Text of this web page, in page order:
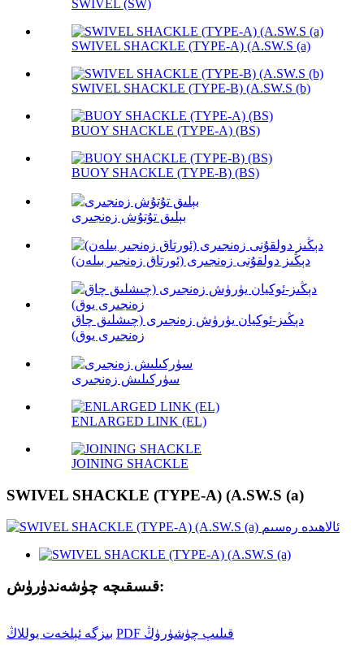
SWIVEL (SW)
SWIVEL SHACKLE (TYPE-A) (A.SW.S (a)
SWIVEL SHACKLE (TYPE-B) (A.SW.S (b)
BUOY SHACKLE (TYPE-A) (BS)
BUOY SHACKLE (TYPE-B) (BS)
بېلىق تۇتۇش زەنجىرى
دېڭىز دولقۇنى زەنجىرى (ئورتاق زەنجىر بىلەن)
دېڭىز-ئوكيان يۈرۈش زەنجىرى (چىشلىق چاق
زەنجىرى يوق)
سۈركىلىش زەنجىرى
ENLARGED LINK (EL)
JOINING SHACKLE
SWIVEL SHACKLE (TYPE-A) (A.SW.S (a)
قىسقىچە چۈشەندۈرۈش:
بىزگە ئېلخەت يوللاڭ PDF قىلىپ چۈشۈرۈڭ